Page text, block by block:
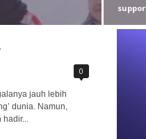
0
jauh lebih
dunia. Namun,